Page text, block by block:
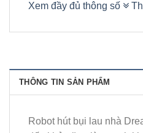
Xem đầy đủ thông số
THÔNG TIN SẢN PHẨM
Robot hút bụi lau nhà